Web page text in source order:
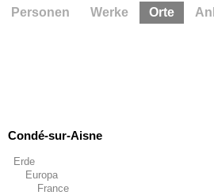
Condé-sur-Aisne
Erde
Europa
France
Personen Werke Orte